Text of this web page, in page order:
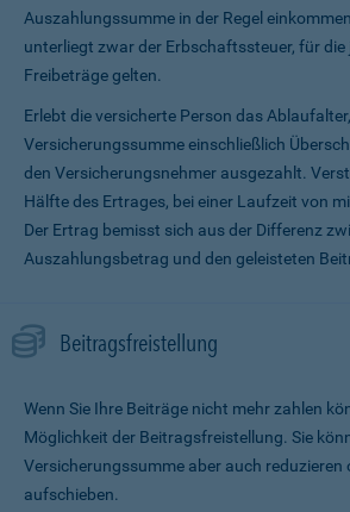
Auszahlungssumme in der Regel
unterliegt zwar der Erbschaftssteuer, für die
Freibeträge gelten.
Erlebt die versicherte Person das
Versicherungssumme ein­schließlich
den Versicherungsnehmer ausgezahlt.
Hälfte des Ertrages, bei einer Laufzeit von
Der Ertrag bemisst sich aus der Differenz
Auszahlungsbetrag und den geleisteten
Beitragsfreistellung
Wenn Sie Ihre Beiträge nicht mehr zahlen
Möglichkeit der Beitragsfreistellung. Sie
Versicherungssumme aber auch reduzieren
aufschieben.